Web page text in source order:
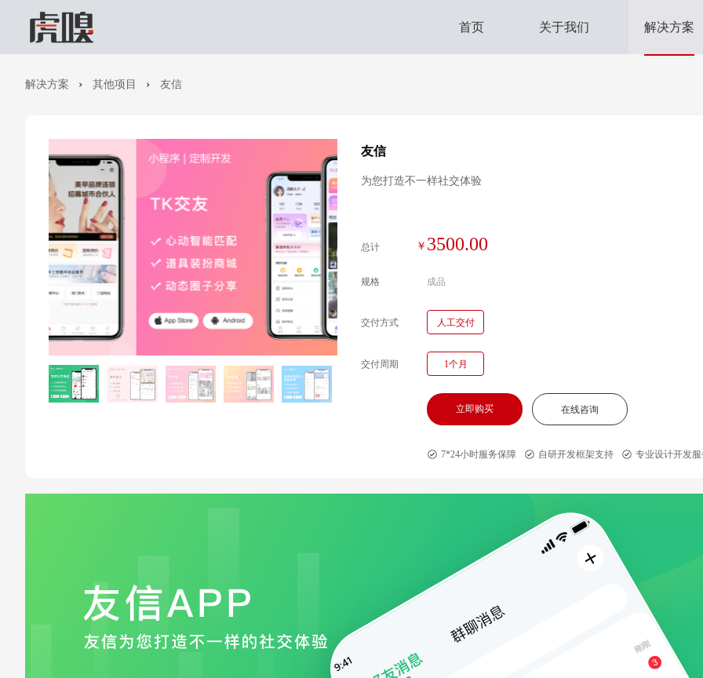
首页 关于我们 解决方案
解决方案 其他项目 友信
友信
为您打造不一样社交体验
总计 3500.00
规格 成品
交付方式 人工交付
交付周期 1个月
立即购买 在线咨询
7*24小时服务保障 自研开发框架支持 专业设计开发